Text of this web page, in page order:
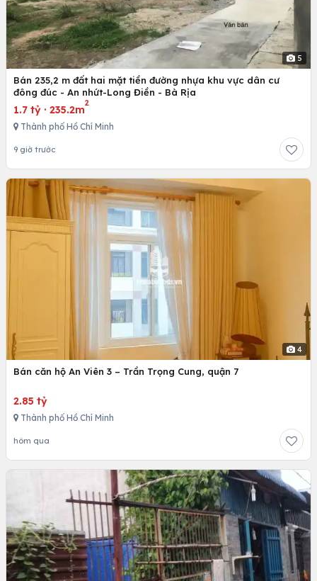
5
Bán 235,2 m đất hai mặt tiền đường nhựa khu vực dân cư
đông đúc - An nhứt-Long Điền - Bà Rịa
1.7 tỷ · 235.2m
2
Thành phố Hồ Chí Minh
9 giờ trước
4
Bán căn hộ An Viên 3 – Trần Trọng Cung, quận 7
2.85 tỷ
Thành phố Hồ Chí Minh
hôm qua